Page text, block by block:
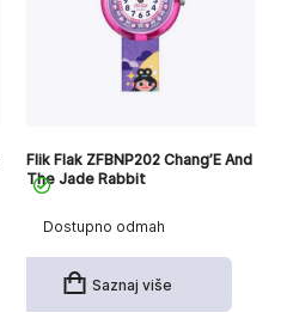
Dostupno odmah
Flik Flak ZFBNP202 Chang’E And
The Jade Rabbit
Saznaj više